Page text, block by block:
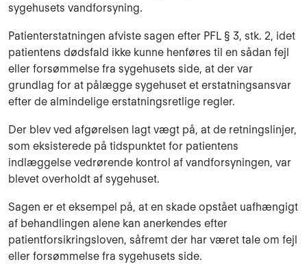
sygehusets vandforsyning.
Patienterstatningen afviste sagen efter PFL § 3, stk. 2, idet
patientens dødsfald ikke kunne henføres til en sådan fejl
eller forsømmelse fra sygehusets side, at der var
grundlag for at pålægge sygehuset et erstatningsansvar
efter de almindelige erstatningsretlige regler.
Der blev ved afgørelsen lagt vægt på, at de retningslinjer,
som eksisterede på tidspunktet for patientens
indlæggelse vedrørende kontrol af vandforsyningen, var
blevet overholdt af sygehuset.
Sagen er et eksempel på, at en skade opstået uafhængigt
af behandlingen alene kan anerkendes efter
patientforsikringsloven, såfremt der har været tale om fejl
eller forsømmelse fra sygehusets side.